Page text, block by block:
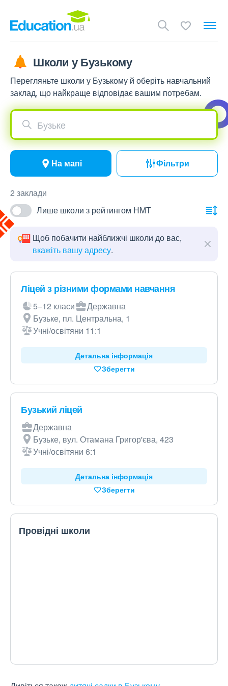
Школи у Бузькому
Перегляньте школи у Бузькому й оберіть навчальний
заклад, що найкраще відповідає вашим потребам.
Бузьке
На мапі Фільтри
2 заклади
Лише школи з рейтингом НМТ
Щоб побачити найближчі школи до вас,
вкажіть вашу адресу.
Ліцей з різними формами навчання
5–12 класи
Державна
Бузьке, пл. Центральна, 1
Учні/освітяни 11:1
Детальна інформація
Зберегти
Бузький ліцей
Державна
Бузьке, вул. Отамана Григор'єва, 423
Учні/освітяни 6:1
Детальна інформація
Зберегти
Провідні школи